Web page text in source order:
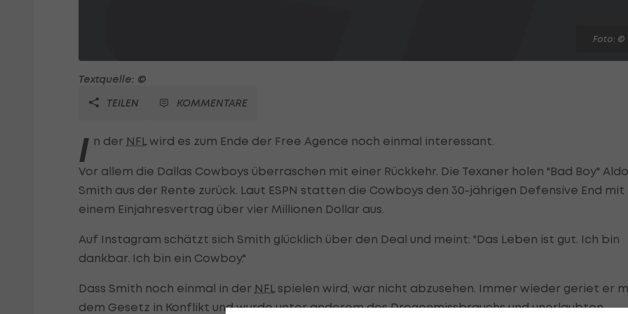
Foto: ©
Textquelle: ©
TEILEN
KOMMENTARE
I n der NFLwird es zum Ende der Free Agence noch einmal interessant.
Vor allem die Dallas Cowboys überraschen mit einer Rückkehr. Die Texaner holen "Bad Boy"
Smith aus der Rente zurück. Laut ESPN statten die Cowboys den 30-jährigen Defensive End mit
einem Einjahresvertrag über vier Millionen Dollar aus.
Auf Instagram schätzt sich Smith glücklich über den Deal und meint: "Das Leben ist gut. Ich bin
dankbar. Ich bin ein Cowboy."
Dass Smith noch einmal in der NFLspielen wird, war nicht abzusehen. Immer wieder geriet er
dem Gesetz in Konflikt und wurde unter anderem des Drogenmissbrauchs und unerlaubten